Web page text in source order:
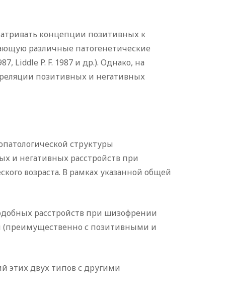
концепции позитивных к
различные патогенетические
Liddle P. F. 1987 и др.). Однако, на
позитивных и негативных
структуры
и негативных расстройств при
возраста. В рамках указанной общей
расстройств при шизофрении
(преимущественно с позитивными и
этих двух типов с другими